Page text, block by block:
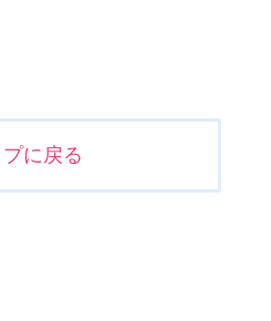
プに戻る